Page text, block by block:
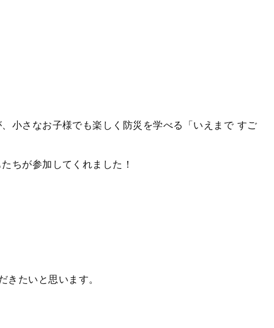
小さなお子様でも楽しく防災を学べる「いえまで すご
ちが参加してくれました！
たいと思います。